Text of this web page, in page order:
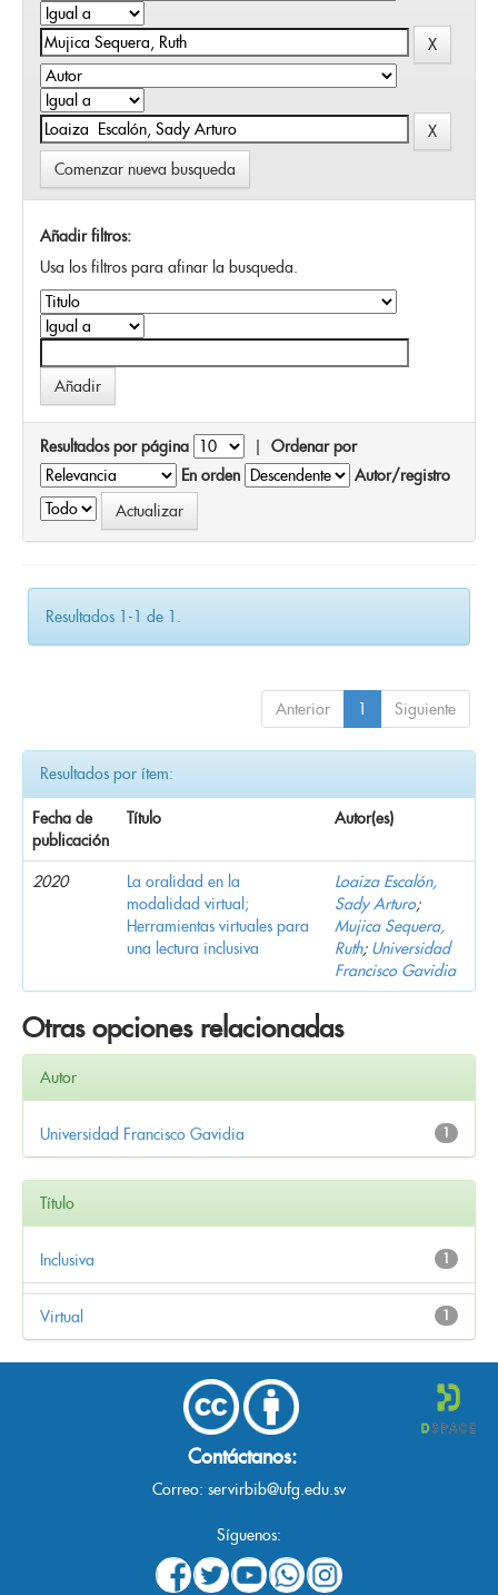
Comenzar nueva busqueda
Añadir filtros:
Usa los filtros para afinar la busqueda.
Resultados por página | Ordenar por
En orden
Autor/registro
Resultados 1-1 de 1.
Anterior 1 Siguiente
Resultados por ítem:
Fecha de
publicación
Título Autor(es)
2020
La oralidad en la
modalidad virtual;
Herramientas virtuales para
una lectura inclusiva
Loaiza Escalón,
Sady Arturo;
Mujica Sequera,
Ruth; Universidad
Francisco Gavidia
Otras opciones relacionadas
Autor
1
Universidad Francisco Gavidia
Título
1
Inclusiva
1
Virtual
Contáctanos:
Correo: servirbib@ufg.edu.sv
Síguenos: